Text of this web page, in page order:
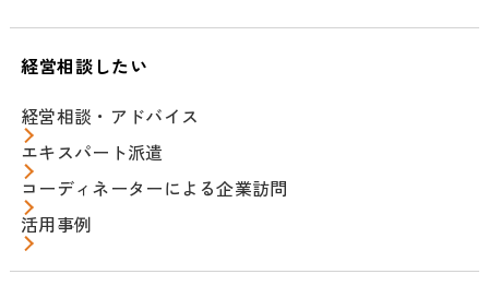
経営相談したい
経営相談・アドバイス
エキスパート派遣
コーディネーターによる企業訪問
活用事例